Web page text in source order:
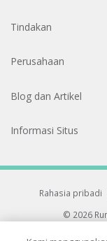
Tindakan
Perusahaan
Blog dan Artikel
Informasi Situs
Rahasia pribadi
© 2026